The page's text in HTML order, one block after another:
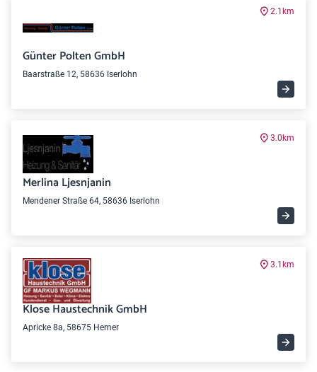
2.1km
Günter Polten GmbH
Baarstraße 12, 58636 Iserlohn
3.0km
Merlina Ljesnjanin
Mendener Straße 64, 58636 Iserlohn
3.1km
Klose Haustechnik GmbH
Apricke 8a, 58675 Hemer